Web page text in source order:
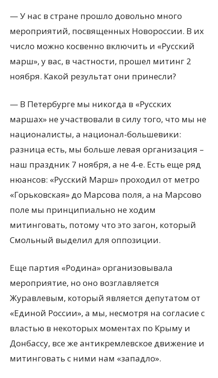
— У нас в стране прошло довольно много
мероприятий, посвященных Новороссии. В их
число можно косвенно включить и «Русский
марш», у вас, в частности, прошел митинг 2
ноября. Какой результат они принесли?
— В Петербурге мы никогда в «Русских
маршах» не участвовали в силу того, что мы не
националисты, а национал-большевики:
разница есть, мы больше левая организация –
наш праздник 7 ноября, а не 4-е. Есть еще ряд
нюансов: «Русский Марш» проходил от метро
«Горьковская» до Марсова поля, а на Марсово
поле мы принципиально не ходим
митинговать, потому что это загон, который
Смольный выделил для оппозиции.
Еще партия «Родина» организовывала
мероприятие, но оно возглавляется
Журавлевым, который является депутатом от
«Единой России», а мы, несмотря на согласие с
властью в некоторых моментах по Крыму и
Донбассу, все же антикремлевское движение и
митинговать с ними нам «западло».